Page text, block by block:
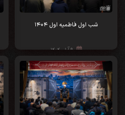
شب اول فاطمیه اول ۱۴۰۴
۹ آبان ۱۴۰۴